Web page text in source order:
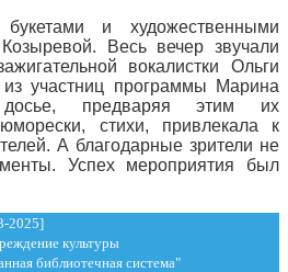
и художественными
Весь вечер звучали
вокалистки Ольги
участниц программы Марина
предваряя этим их
стихи, привлекала к
А благодарные зрители не
Успех мероприятия был
2025]
культуры
библиотечная система"